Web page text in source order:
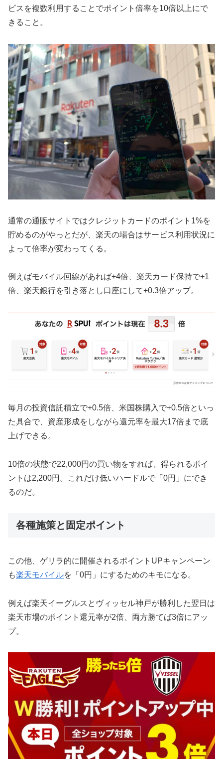
ビスを複数利用することでポイント倍率を10倍以上にで
きること。
通常の通販サイトではクレジットカードのポイント1%を
貯めるのがやっとだが、楽天の場合はサービス利用状況に
よって倍率が変わってくる。
例えばモバイル回線があれば+4倍、楽天カード保持で+1
倍、楽天銀行を引き落とし口座にして+0.3倍アップ。
毎月の投資信託積立で+0.5倍、米国株購入で+0.5倍といっ
た具合で、資産形成をしながら還元率を最大17倍まで底
上げできる。
10倍の状態で22,000円の買い物をすれば、得られるポイ
ントは2,200円。これだけ低いハードルで「0円」にでき
るのだ。
各種施策と固定ポイント
この他、ゲリラ的に開催されるポイントUPキャンペーン
も楽天モバイルを「0円」にするためのキモになる。
例えば楽天イーグルスとヴィッセル神戸が勝利した翌日は
楽天市場のポイント還元率が2倍、両方勝てば3倍にアッ
プ。